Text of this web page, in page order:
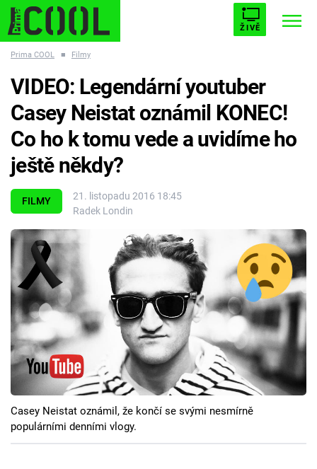
ŽIVĚ
ESCAPE PLNEJ KOTEL AVENGERS 5
Témata
Filmy
Seriály
Hry
Cool Esport
Pořady
TV Program
Sledujte prima+
Prima COOL ■ Filmy
FILMY
21. listopadu 2016 18:45
Radek Londin
VIDEO: Legendární youtuber
Casey Neistat oznámil KONEC!
Co ho k tomu vede a uvidíme ho
ještě někdy?
Casey Neistat oznámil, že končí se svými nesmírně
populárními denními vlogy.